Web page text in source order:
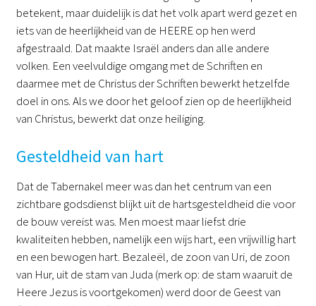
betekent, maar duidelijk is dat het volk apart werd gezet en
iets van de heerlijkheid van de HEERE op hen werd
afgestraald. Dat maakte Israël anders dan alle andere
volken. Een veelvuldige omgang met de Schriften en
daarmee met de Christus der Schriften bewerkt hetzelfde
doel in ons. Als we door het geloof zien op de heerlijkheid
van Christus, bewerkt dat onze heiliging.
Gesteldheid van hart
Dat de Tabernakel meer was dan het centrum van een
zichtbare godsdienst blijkt uit de hartsgesteldheid die voor
de bouw vereist was. Men moest maar liefst drie
kwaliteiten hebben, namelijk een wijs hart, een vrijwillig hart
en een bewogen hart. Bezaleël, de zoon van Uri, de zoon
van Hur, uit de stam van Juda (merk op: de stam waaruit de
Heere Jezus is voortgekomen) werd door de Geest van